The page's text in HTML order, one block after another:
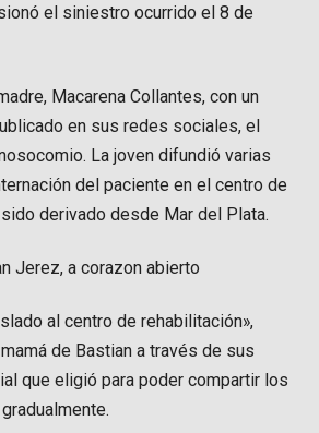
el siniestro ocurrido el 8 de
Macarena Collantes, con un
en sus redes sociales, el
La joven difundió varias
del paciente en el centro de
derivado desde Mar del Plata.
Jerez, a corazon abierto
al centro de rehabilitación»,
de Bastian a través de sus
que eligió para poder compartir los